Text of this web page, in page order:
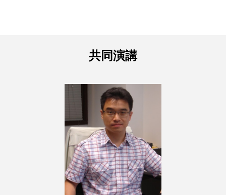
共同演講